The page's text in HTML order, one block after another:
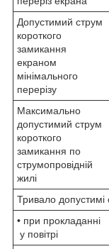
Допустимий струм
короткого
замикання
екраном
мінімального
перерізу
Максимально
допустимий струм
короткого
замикання по
струмопровідній
жилі
Тривало допустимі
• при прокладанні
у повітрі